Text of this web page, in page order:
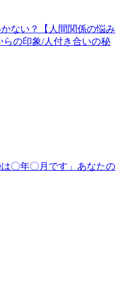
ない？【人間関係の悩み
の印象/人付き合いの秘
〇年〇月です」あなたの